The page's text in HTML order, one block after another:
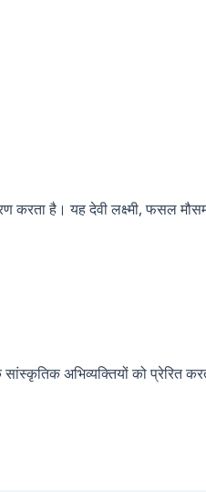
करता है। यह देवी लक्ष्मी, फसल
अभिव्यक्तियों को प्रेरित